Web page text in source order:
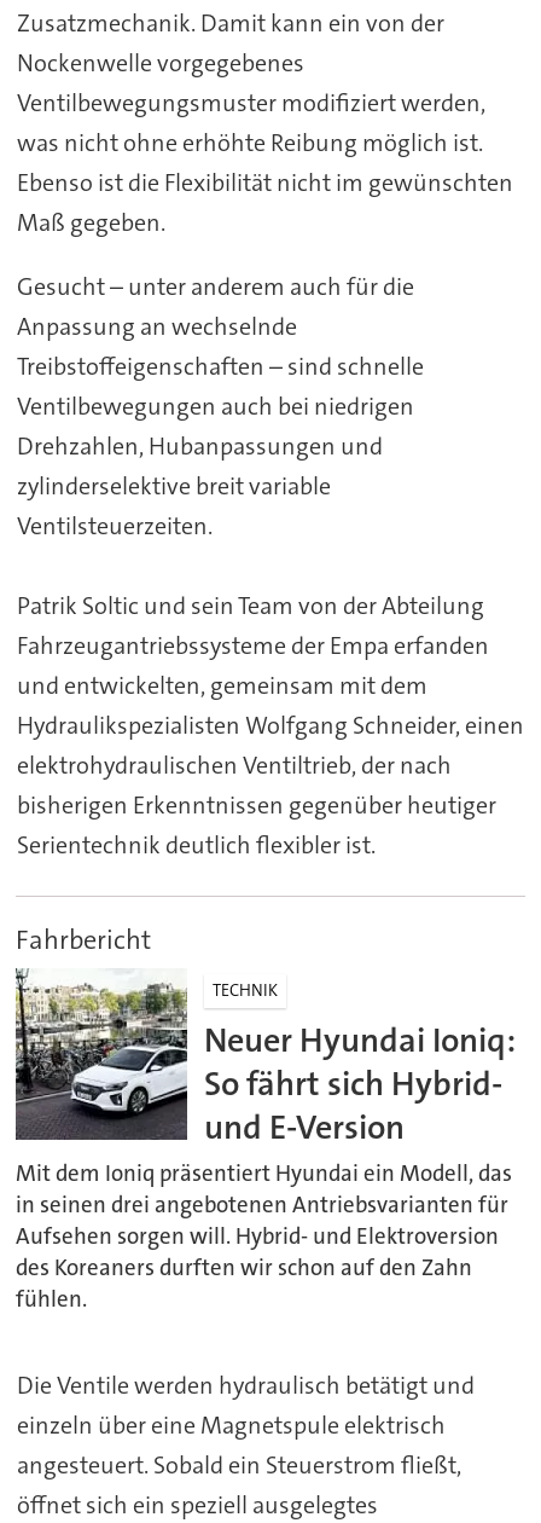
Zusatzmechanik. Damit kann ein von der
Nockenwelle vorgegebenes
Ventilbewegungsmuster modifiziert werden,
was nicht ohne erhöhte Reibung möglich ist.
Ebenso ist die Flexibilität nicht im gewünschten
Maß gegeben.
Gesucht – unter anderem auch für die
Anpassung an wechselnde
Treibstoffeigenschaften – sind schnelle
Ventilbewegungen auch bei niedrigen
Drehzahlen, Hubanpassungen und
zylinderselektive breit variable
Ventilsteuerzeiten.
Patrik Soltic und sein Team von der Abteilung
Fahrzeugantriebssysteme der Empa erfanden
und entwickelten, gemeinsam mit dem
Hydraulikspezialisten Wolfgang Schneider, einen
elektrohydraulischen Ventiltrieb, der nach
bisherigen Erkenntnissen gegenüber heutiger
Serientechnik deutlich flexibler ist.
Fahrbericht
TECHNIK
Neuer Hyundai Ioniq:
So fährt sich Hybrid-
und E-Version
Mit dem Ioniq präsentiert Hyundai ein Modell, das
in seinen drei angebotenen Antriebsvarianten für
Aufsehen sorgen will. Hybrid- und Elektroversion
des Koreaners durften wir schon auf den Zahn
fühlen.
Die Ventile werden hydraulisch betätigt und
einzeln über eine Magnetspule elektrisch
angesteuert. Sobald ein Steuerstrom fließt,
öffnet sich ein speziell ausgelegtes